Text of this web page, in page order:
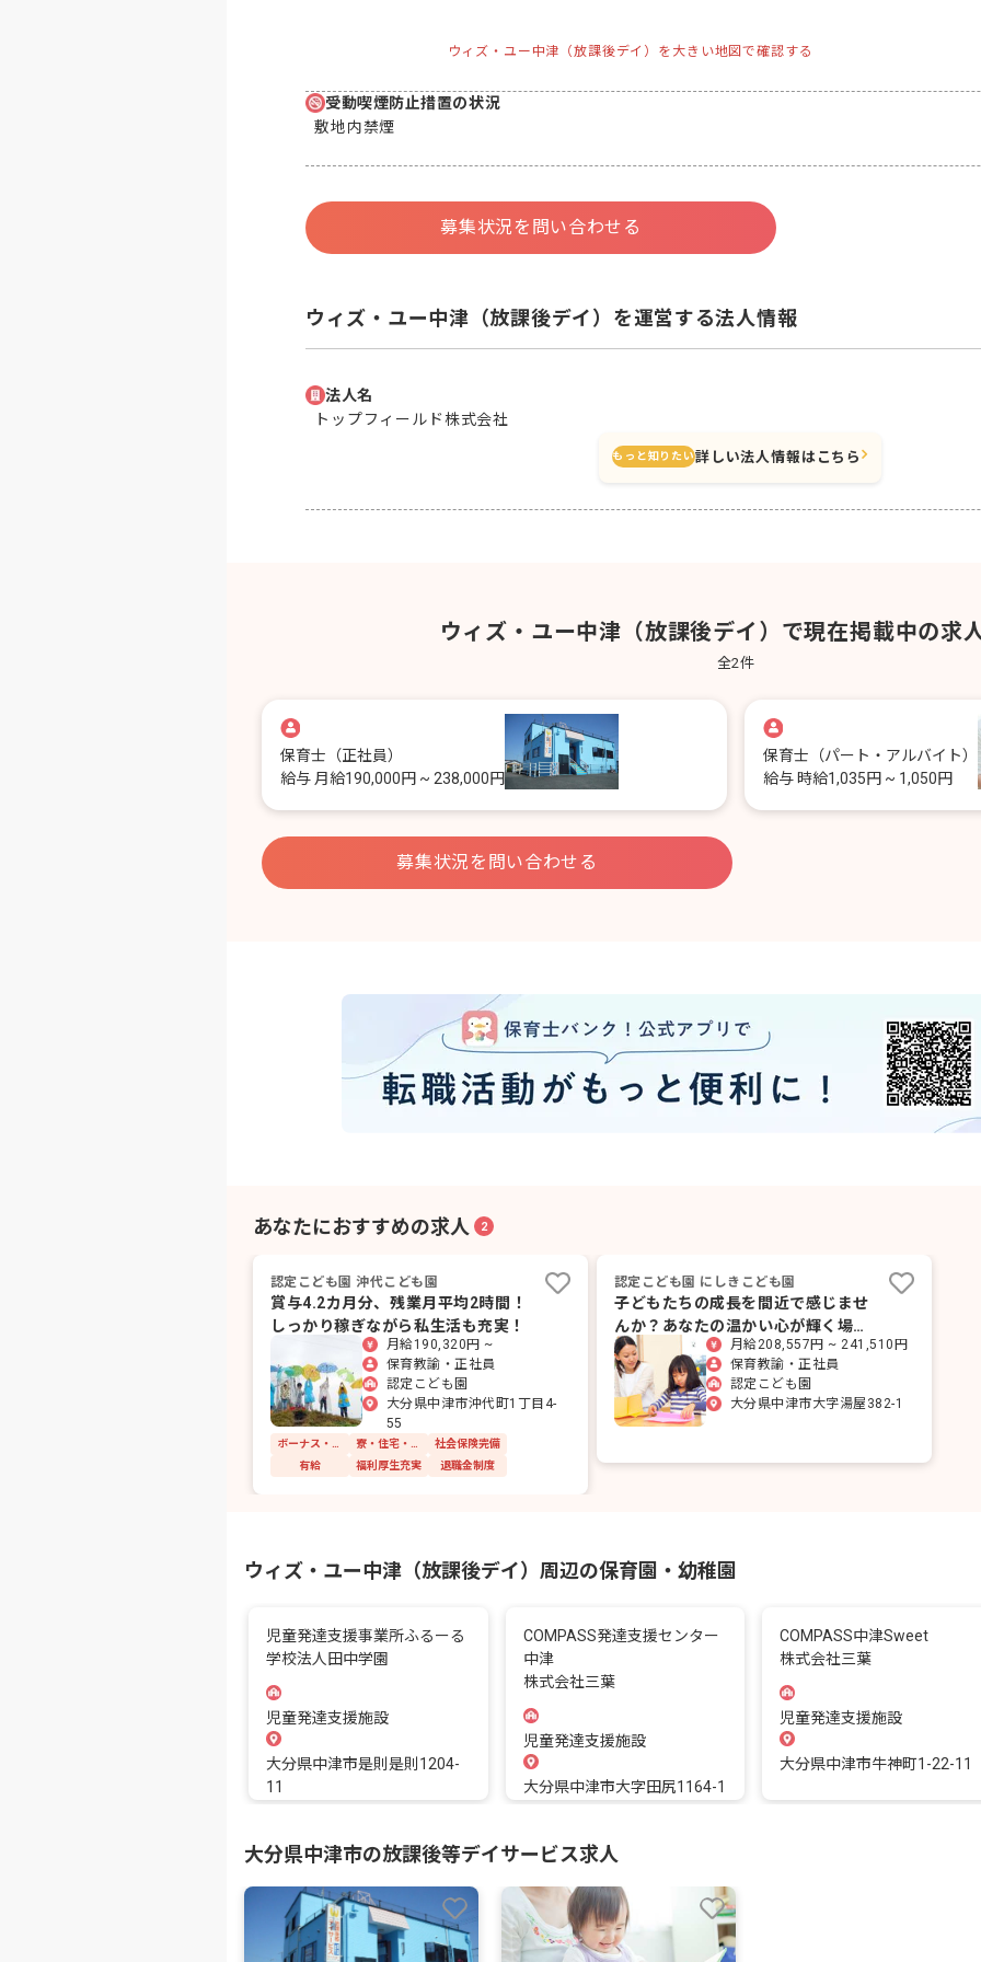
ウィズ・ユー中津（放課後デイ）を大きい地図で確認する
受動喫煙防止措置の状況
敷地内禁煙
募集状況を問い合わせる
ウィズ・ユー中津（放課後デイ）を運営する法人情報
法人名
トップフィールド株式会社
もっと知りたい詳しい法人情報はこちら
ウィズ・ユー中津（放課後デイ）で現在掲載中の求
全2件
保育士 （正社員）
給与 月給190,000円 ~ 238,000円
保育士 （パート・アルバイト）
給与 時給1,035円 ~ 1,050円
募集状況を問い合わせる
あなたにおすすめの求人 2
認定こども園 沖代こども園
賞与4.2カ月分、残業月平均2時間！
しっかり稼ぎながら私生活も充実！
月給190,320円 ~
保育教諭・正社員
認定こども園
大分県中津市沖代町1丁目4-
55
社会保険完備
有給
福利厚生充実 退職金制度
認定こども園 にしきこども園
子どもたちの成長を間近で感じませ
んか？あなたの温かい心が輝く場所
がここにあります。月給208,557円 ~ 241,510円
保育教諭・正社員
認定こども園
大分県中津市大字湯屋382-1
ウィズ・ユー中津（放課後デイ）周辺の保育園・幼稚園
児童発達支援事業所ふるーる
学校法人田中学園
児童発達支援施設
大分県中津市是則是則1204-
11
COMPASS発達支援センター
中津
株式会社三葉
児童発達支援施設
大分県中津市大字田尻1164-1
COMPASS中津Sweet
株式会社三葉
児童発達支援施設
大分県中津市牛神町1-22-11
大分県中津市の放課後等デイサービス求人